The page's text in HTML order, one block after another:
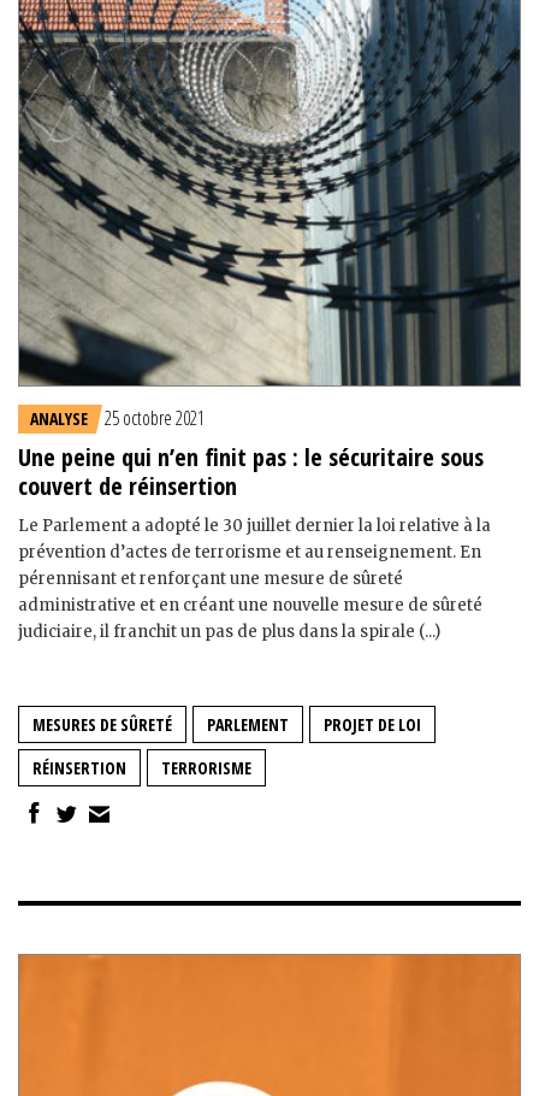
ANALYSE 25 octobre 2021
Une peine qui n’en finit pas : le sécuritaire sous
couvert de réinsertion
Le Parlement a adopté le 30 juillet dernier la loi relative à la
prévention d’actes de terrorisme et au renseignement. En
pérennisant et renforçant une mesure de sûreté
administrative et en créant une nouvelle mesure de sûreté
judiciaire, il franchit un pas de plus dans la spirale (...)
MESURES DE SÛRETÉ PARLEMENT
PROJET DE LOI
RÉINSERTION
TERRORISME